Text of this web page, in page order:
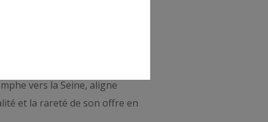
vers la Seine, aligne
et la rareté de son offre en